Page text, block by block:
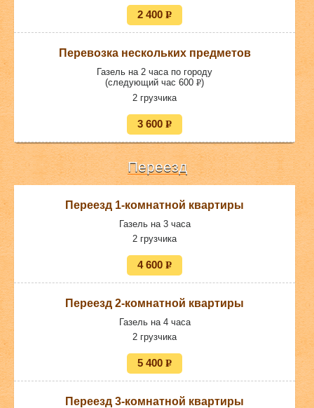
2 400P
УБ.
Перевозка нескольких предметов
Газель на 2 часа по городу
(следующий час 600P)
2 грузчика
3 600P
УБ.
Переезд
Переезд 1-комнатной квартиры
Газель на 3 часа
2 грузчика
4 600P
УБ.
Переезд 2-комнатной квартиры
Газель на 4 часа
2 грузчика
5 400P
УБ.
Переезд 3-комнатной квартиры